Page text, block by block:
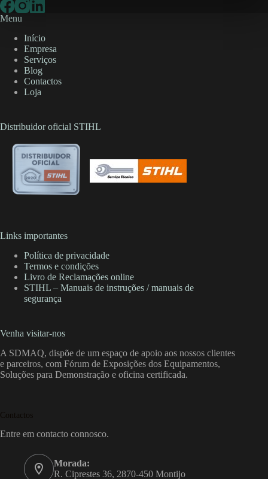
Menu
Início
Empresa
Serviços
Blog
Contactos
Loja
Distribuidor oficial STIHL
Links importantes
Política de privacidade
Termos e condições
Livro de Reclamações online
STIHL – Manuais de instruções / manuais de
segurança
Venha visitar-nos
A SDMAQ, dispõe de um espaço de apoio aos nossos clientes
e parceiros, com Fórum de Exposições dos Equipamentos,
Soluções para Demonstração e oficina certificada.
Contactos
Entre em contacto connosco.
Morada:
R. Ciprestes 36, 2870-450 Montijo